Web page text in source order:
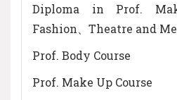
Diploma in Prof.
Fashion、Theatre and
Prof. Body Course
Prof. Make Up Course